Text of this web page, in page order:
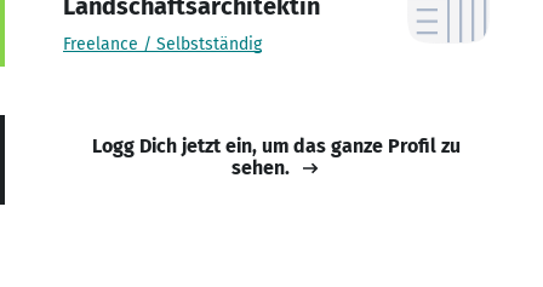
Freelance / Selbstständig
Logg Dich jetzt ein, um das ganze Profil zu
sehen.